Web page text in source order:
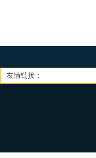
友情链接：